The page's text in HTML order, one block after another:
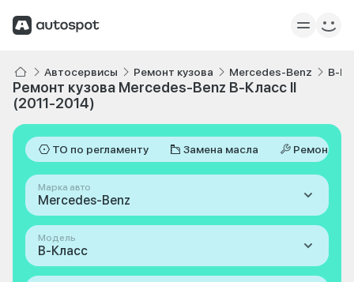
Автосервисы Ремонт кузова Mercedes-Benz B-
Ремонт кузова Mercedes-Benz B-Класс II
(2011-2014)
ТО по регламенту Замена масла Ремонт
Марка авто
Mercedes-Benz
Модель
B-Класс